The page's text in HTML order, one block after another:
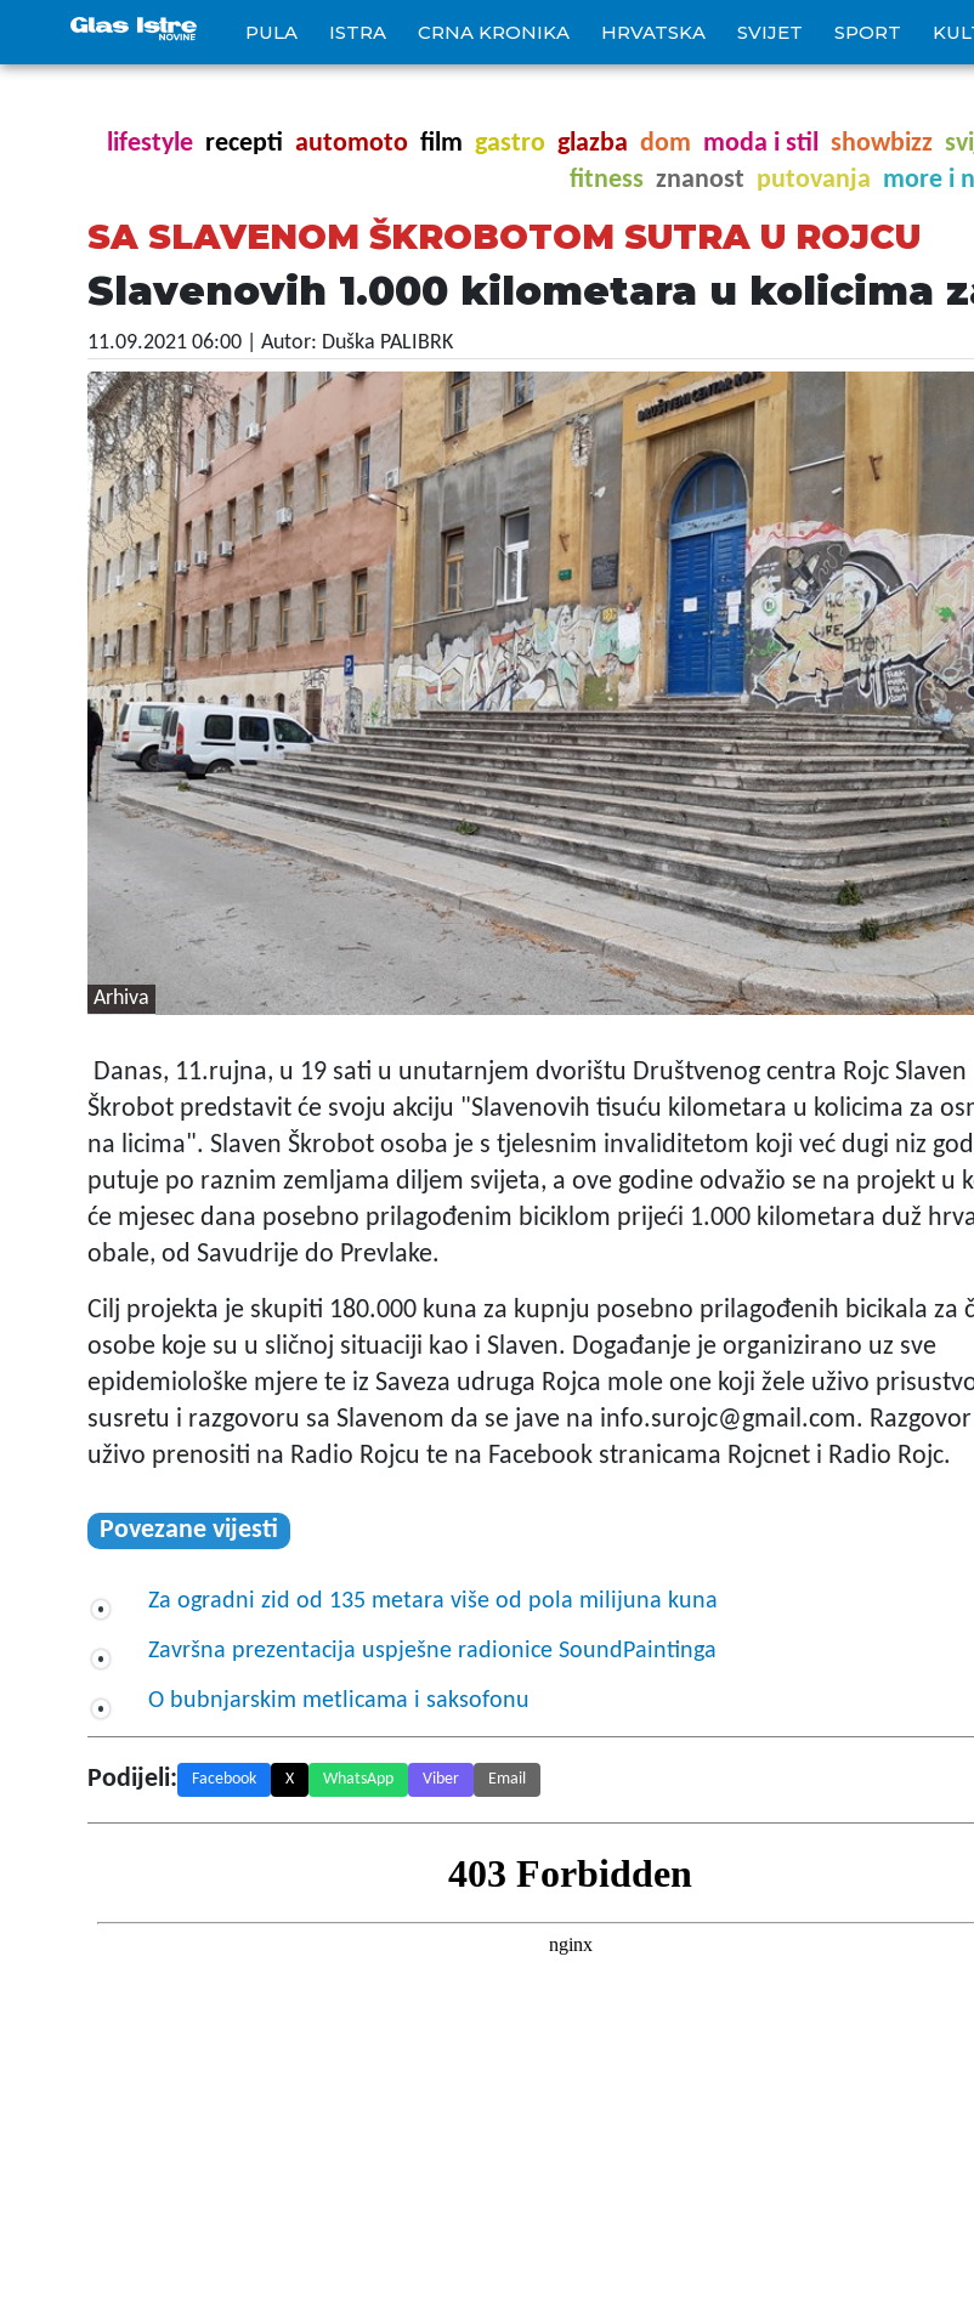
PULA ISTRA CRNA KRONIKA HRVATSKA SVIJET SPORT
lifestyle recepti automoto film gastro glazba dom moda i stil showbizz
fitness znanost putovanja more i
SA SLAVENOM ŠKROBOTOM SUTRA U ROJCU
Slavenovih 1.000 kilometara u kolicima
11.09.2021 06:00 | Autor: Duška PALIBRK
Arhiva
Danas, 11.rujna, u 19 sati u unutarnjem dvorištu Društvenog centra Rojc Slaven
Škrobot predstavit će svoju akciju "Slavenovih tisuću kilometara u kolicima za
na licima". Slaven Škrobot osoba je s tjelesnim invaliditetom koji već dugi niz
putuje po raznim zemljama diljem svijeta, a ove godine odvažio se na projekt u
će mjesec dana posebno prilagođenim biciklom prijeći 1.000 kilometara duž
obale, od Savudrije do Prevlake.
Cilj projekta je skupiti 180.000 kuna za kupnju posebno prilagođenih bicikala za
osobe koje su u sličnoj situaciji kao i Slaven. Događanje je organizirano uz sve
epidemiološke mjere te iz Saveza udruga Rojca mole one koji žele uživo
susretu i razgovoru sa Slavenom da se jave na info.surojc@gmail.com.
uživo prenositi na Radio Rojcu te na Facebook stranicama Rojcnet i Radio Rojc.
Povezane vijesti
Za ogradni zid od 135 metara više od pola milijuna kuna
Završna prezentacija uspješne radionice SoundPaintinga
O bubnjarskim metlicama i saksofonu
Podijeli: Facebook X WhatsApp Viber Email